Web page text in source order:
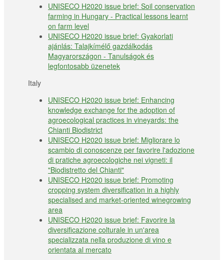
UNISECO H2020 issue brief: Soil conservation
farming in Hungary - Practical lessons learnt
on farm level
UNISECO H2020 issue brief: Gyakorlati
ajánlás: Talajkímélő gazdálkodás
Magyarországon - Tanulságok és
legfontosabb üzenetek
Italy
UNISECO H2020 issue brief: Enhancing
knowledge exchange for the adoption of
agroecological practices in vineyards: the
Chianti Biodistrict
UNISECO H2020 issue brief: Migliorare lo
scambio di conoscenze per favorire l'adozione
di pratiche agroecologiche nei vigneti: il
"Biodistretto del Chianti"
UNISECO H2020 issue brief: Promoting
cropping system diversification in a highly
specialised and market-oriented winegrowing
area
UNISECO H2020 issue brief: Favorire la
diversificazione colturale in un'area
specializzata nella produzione di vino e
orientata al mercato